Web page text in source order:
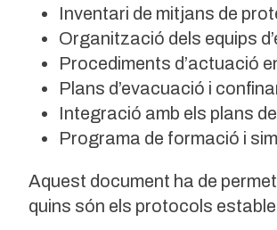
Inventari de mitjans de
Organització dels equips
Procediments d’actuació
Plans d’evacuació i
Integració amb els plans
Programa de formació i
Aquest document ha de
quins són els protocols